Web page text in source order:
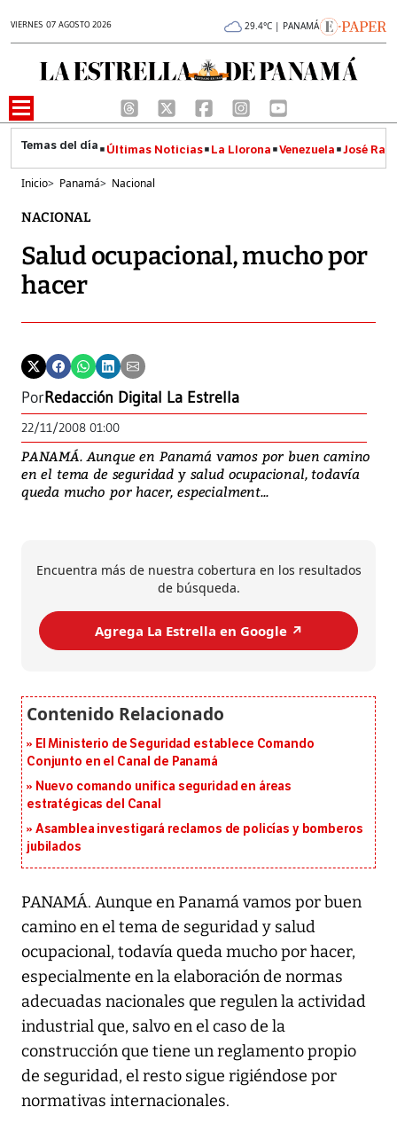
VIERNES 07 AGOSTO 2026 29.4°C | PANAMÁ
Últimas Noticias La Llorona Venezuela José
Inicio> Panamá> Nacional
NACIONAL
Salud ocupacional, mucho por
hacer
PorRedacción Digital La Estrella
22/11/2008 01:00
PANAMÁ. Aunque en Panamá vamos por buen camino
en el tema de seguridad y salud ocupacional, todavía
queda mucho por hacer, especialment...
Encuentra más de nuestra cobertura en los resultados
de búsqueda.
Agrega La Estrella en Google ↗️
El Ministerio de Seguridad establece Comando
Conjunto en el Canal de Panamá
Nuevo comando unifica seguridad en áreas
estratégicas del Canal
Asamblea investigará reclamos de policías y bomberos
jubilados
PANAMÁ. Aunque en Panamá vamos por buen
camino en el tema de seguridad y salud
ocupacional, todavía queda mucho por hacer,
especialmente en la elaboración de normas
adecuadas nacionales que regulen la actividad
industrial que, salvo en el caso de la
construcción que tiene un reglamento propio
de seguridad, el resto sigue rigiéndose por
normativas internacionales.